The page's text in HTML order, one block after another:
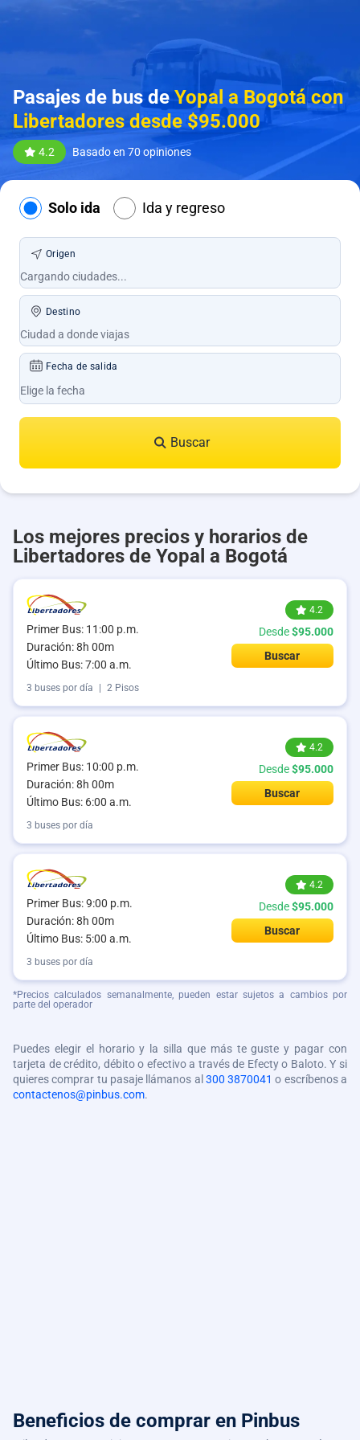
Pasajes de bus de Yopal a Bogotá con
Libertadores desde $95.000
4.2 Basado en 70 opiniones
Solo ida Ida y regreso
Origen
Destino
Fecha de salida
Buscar
Los mejores precios y horarios de
Libertadores de Yopal a Bogotá
Primer Bus: 11:00 p.m.
Duración: 8h 00m
Último Bus: 7:00 a.m.
4.2
Desde$95.000
Buscar
3 buses por día | 2 Pisos
Primer Bus: 10:00 p.m.
Duración: 8h 00m
Último Bus: 6:00 a.m.
4.2
Desde$95.000
Buscar
3 buses por día
Primer Bus: 9:00 p.m.
Duración: 8h 00m
Último Bus: 5:00 a.m.
4.2
Desde$95.000
Buscar
3 buses por día
*Precios calculados semanalmente, pueden estar sujetos a cambios por
parte del operador
Puedes elegir el horario y la silla que más te guste y pagar con
tarjeta de crédito, débito o efectivo a través de Efecty o Baloto. Y si
quieres comprar tu pasaje llámanos al 300 3870041 o escríbenos a
contactenos@pinbus.com.
Beneficios de comprar en Pinbus